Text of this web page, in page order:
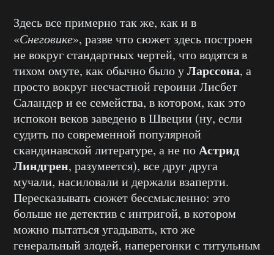
Здесь все примерно так же, как и в
«Снеговике», разве что сюжет здесь построен
не вокруг стандартных чертей, что водятся в
тихом омуте, как обычно было уЛарссона, а
просто вокруг несчастной героини Лисбет
Саландер и ее семейства, в котором, как это
испокон веков заведено в Швеции (ну, если
судить по современной популярной
скандинавской литературе, а не поАстрид
Линдгрен, разумеется), все друг друга
мучали, насиловали и держали взаперти.
Пересказывать сюжет бессмысленно: это
больше не детектив с интригой, в котором
можно пытаться угадывать, кто же
генеральный злодей, наперегонки с титульным